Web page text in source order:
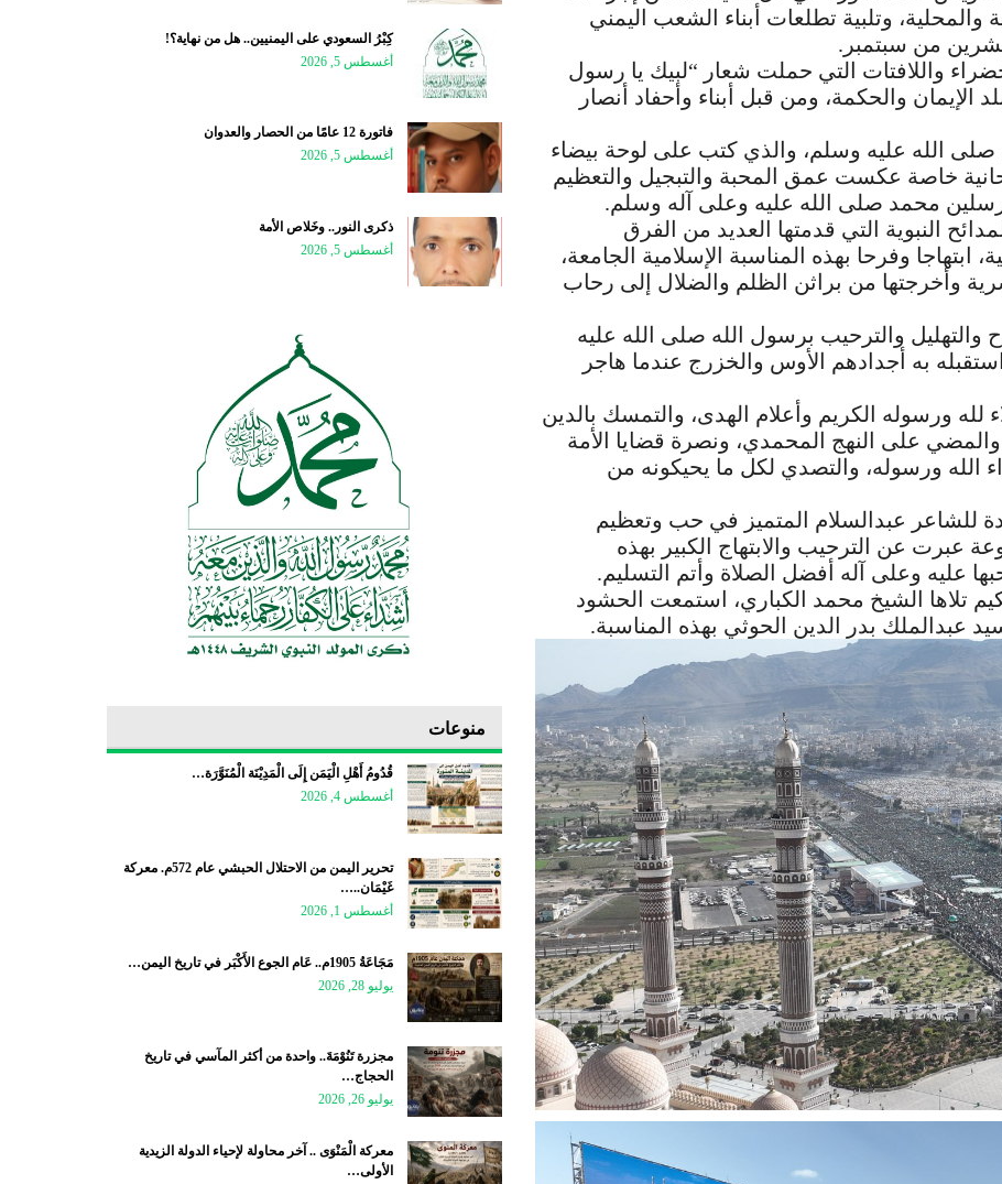
وتلبية تطلعات أبناء الشعب اليمني
من سبتمبر.
واللافتات التي حملت شعار “لبيك يا رسول
والحكمة، ومن قبل أبناء وأحفاد أنصار
الله عليه وسلم، والذي كتب على لوحة بيضاء
خاصة عكست عمق المحبة والتبجيل والتعظيم
محمد صلى الله عليه وعلى آله وسلم.
النبوية التي قدمتها العديد من الفرق
ابتهاجا وفرحا بهذه المناسبة الإسلامية الجامعة،
وأخرجتها من براثن الظلم والضلال إلى رحاب
والتهليل والترحيب برسول الله صلى الله عليه
به أجدادهم الأوس والخزرج عندما هاجر
لله ورسوله الكريم وأعلام الهدى، والتمسك بالدين
والمضي على النهج المحمدي، ونصرة قضايا الأمة
الله ورسوله، والتصدي لكل ما يحيكونه من
للشاعر عبدالسلام المتميز في حب وتعظيم
عبرت عن الترحيب والابتهاج الكبير بهذه
عليه وعلى آله أفضل الصلاة وأتم التسليم.
تلاها الشيخ محمد الكباري، استمعت الحشود
عبدالملك بدر الدين الحوثي بهذه المناسبة.
كِبْرُ السعودي على اليمنيين.. هل من نهاية؟!
أغسطس 5, 2026
فاتورة 12 عامًا من الحصار والعدوان
أغسطس 5, 2026
ذكرى النور.. وخَلاص الأمة
أغسطس 5, 2026
منوعات
قُدُومُ أَهْلِ الْيَمَن إِلَى الْمَدِيْنَة الْمُنَوَّرَة…
أغسطس 4, 2026
تحرير اليمن من الاحتلال الحبشي عام 572م. معركة
غَيْمَان..…
أغسطس 1, 2026
مَجَاعَةُ 1905م.. عَام الجوع الأَكْبَر في تاريخ اليمن…
يوليو 28, 2026
مجزرة تَنُوْمَةَ.. واحدة من أكثر المآسي في تاريخ
الحجاج…
يوليو 26, 2026
معركة الْمَنْوَى .. آخر محاولة لإحياء الدولة الزيدية
الأولى…